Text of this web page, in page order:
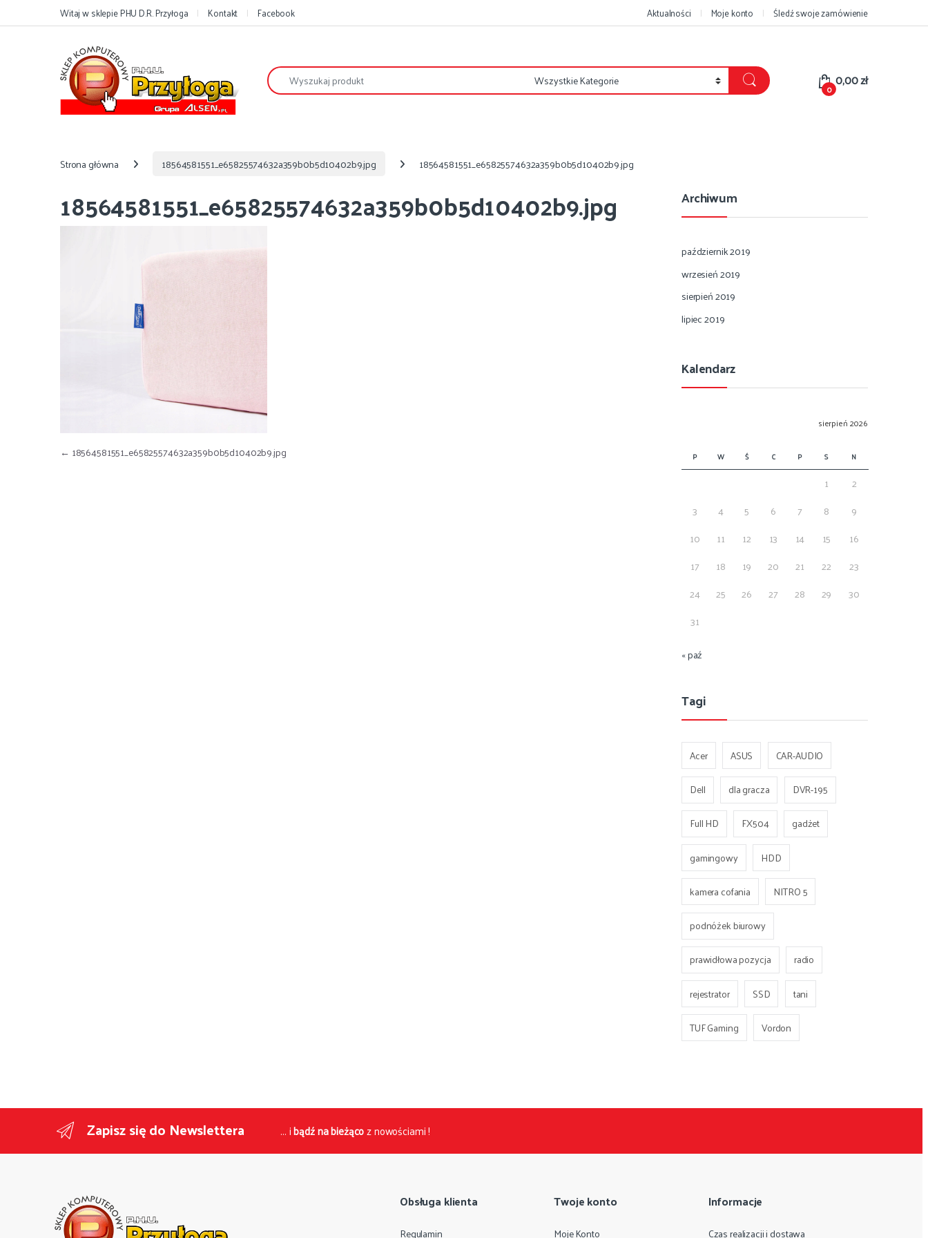
Przejdź do nawigacji
Przejdź do treściWitaj w sklepie PHU D.R. Przyłoga Kontakt Facebook Aktualności Moje konto Śledź swoje zamówienie
Szukaj:
0 0,00zł
Strona główna 18564581551_e65825574632a359b0b5d10402b9.jpg 18564581551_e65825574632a359b0b5d10402b9.jpg
18564581551_e65825574632a359b0b5d10402b9.jpg
Nawigacja wpisu
← 18564581551_e65825574632a359b0b5d10402b9.jpg
Archiwum
październik 2019
wrzesień 2019
sierpień 2019
lipiec 2019
Kalendarz
sierpień 2026
P W Ś C P S N
1
2
3
4 5 6 7 8
9
10
11 12 13 14 15
16
17
18 19 20 21 22
23
24
25 26 27 28 29
30
31
« paź
Tagi
Acer ASUS
CAR-AUDIO
Dell
dla gracza
DVR-195
Full HD
FX504
gadżet
gamingowy
HDD
kamera cofania
NITRO 5
podnóżek biurowy
prawidłowa pozycja
radio
rejestrator
SSD
tani
TUF Gaming
Vordon
Zapisz się do Newslettera ... ibądź na bieżącoz nowościami !
Obsługa klienta
Regulamin
Twoje konto
Moje Konto
Informacje
Czas realizacji i dostawa